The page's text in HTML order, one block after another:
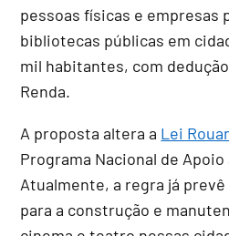
pessoas físicas e empresas
bibliotecas públicas em
mil habitantes, com
Renda.
A proposta altera a Lei
Programa Nacional de
Atualmente, a regra já
para a construção e